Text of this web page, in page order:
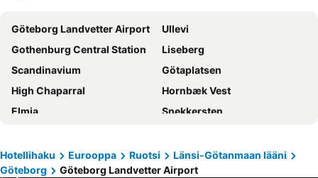
ProfilHotels Opera
Comfort Hotel City
Quality Hotel The Weaver
Jacy´z Hotel & Resort
Hotel Örgryte
Hotel Mölndals Bro
Hotel Lorensberg
City Hotell Avenyn
Best Western Hotel Arena
Landvetter Airport Hotel, Best Western Premier Collection
STF Wendelsberg Hotel & Hostel
Hotel Vanilla
Göteborg Landvetter Airport
Ullevi
Gothenburg Central Station
Liseberg
Scandinavium
Götaplatsen
High Chaparral
Hornbæk Vest
Elmia
Snekkersten
Vadstena slott
Aalborg Airport
Helsingør Havn
Swedish Exhibition & Congress Centre
Hotellihaku Eurooppa Ruotsi
Länsi-Götanmaan lääni
Göteborg
Göteborg Landvetter Airport